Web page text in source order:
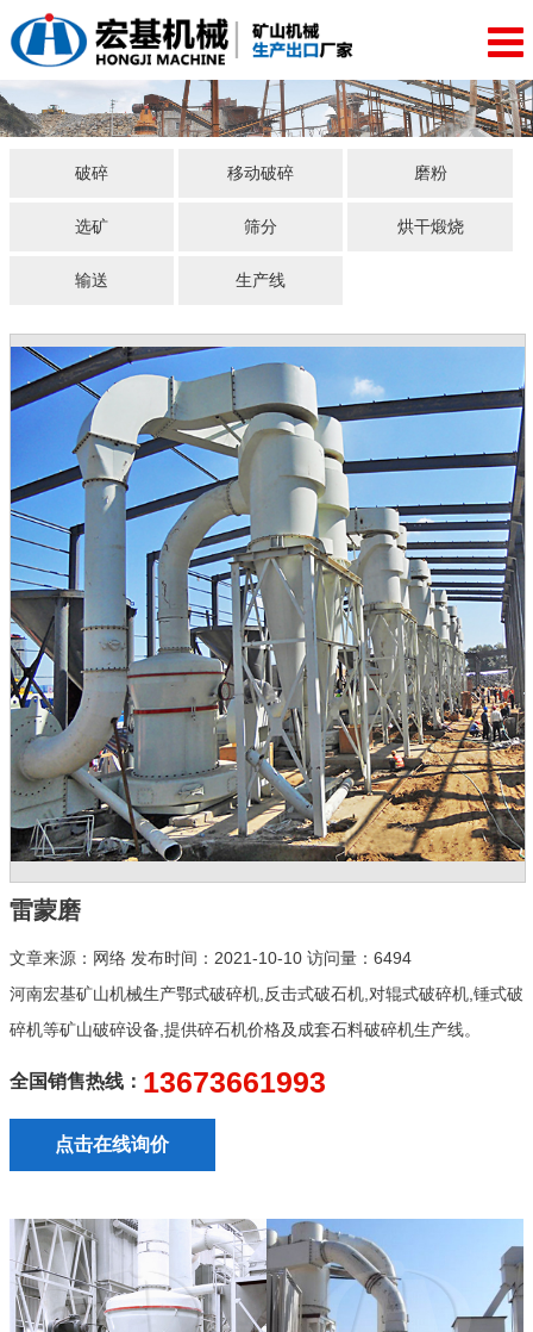
破碎 移动破碎 磨粉
选矿 筛分 烘干煅烧
输送 生产线
雷蒙磨
文章来源：网络 发布时间：2021-10-10 访问量：6494
河南宏基矿山机械生产鄂式破碎机,反击式破石机,对辊式破碎机,锤式破
碎机等矿山破碎设备,提供碎石机价格及成套石料破碎机生产线。
全国销售热线： 13673661993
点击在线询价